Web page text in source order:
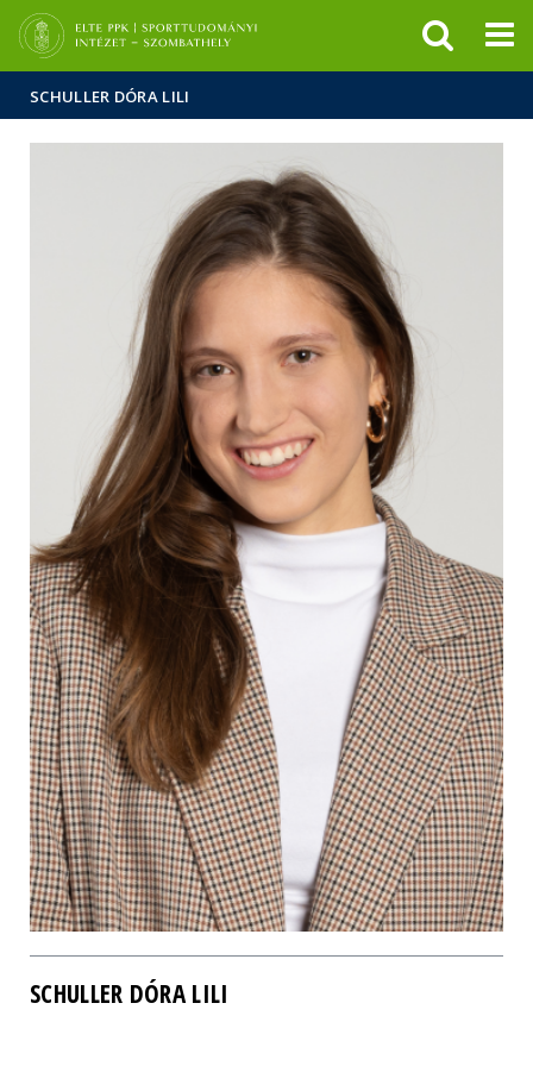
Hírek
Események
ELTE a
sajtóban
SCHULLER DÓRA LILI
SCHULLER DÓRA LILI